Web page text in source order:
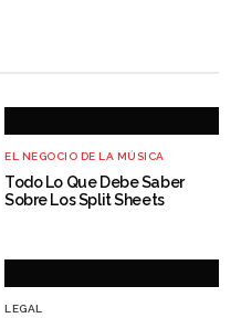
EL NEGOCIO DE LA MÚSICA
Todo Lo Que Debe Saber
Sobre Los Split Sheets
LEGAL